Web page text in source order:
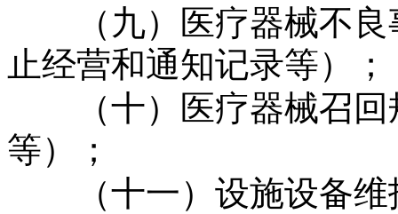
（九）医疗器械不良
止经营和通知记录等）；
（十）医疗器械召回
等）；
（十一）设施设备维